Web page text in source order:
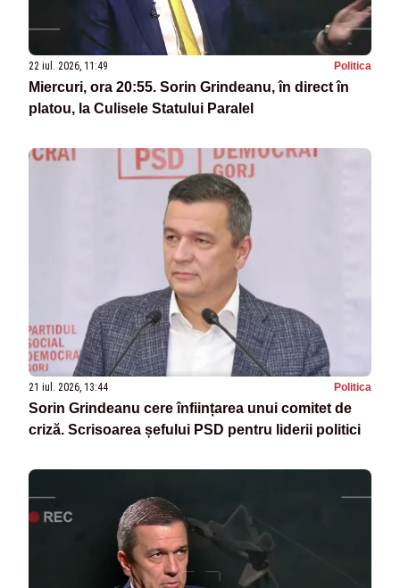
22 iul. 2026, 11:49 Politica
Miercuri, ora 20:55. Sorin Grindeanu, în direct în
platou, la Culisele Statului Paralel
21 iul. 2026, 13:44 Politica
Sorin Grindeanu cere înființarea unui comitet de
criză. Scrisoarea șefului PSD pentru liderii politici